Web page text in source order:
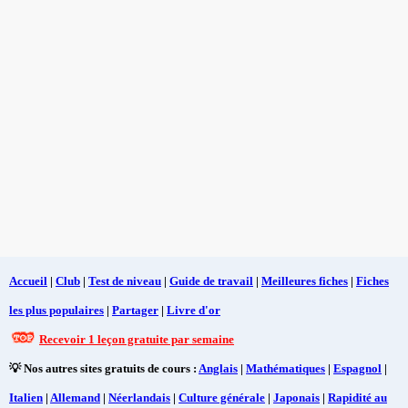
Accueil | Club | Test de niveau | Guide de travail | Meilleures fiches | Fiches
les plus populaires | Partager | Livre d'or
Recevoir 1 leçon gratuite par semaine
💡 Nos autres sites gratuits de cours : Anglais | Mathématiques | Espagnol |
Italien | Allemand | Néerlandais | Culture générale | Japonais | Rapidité au